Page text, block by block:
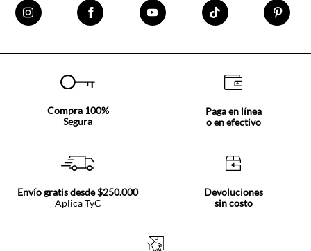
Compra 100%
Segura
Paga en línea
o en efectivo
Envío gratis desde $250.000
Aplica TyC
Devoluciones
sin costo